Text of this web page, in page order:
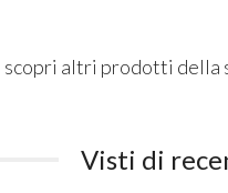
scopri altri prodotti della
Visti di